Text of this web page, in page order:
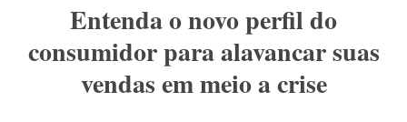
Entenda o novo perfil do
consumidor para alavancar suas
vendas em meio a crise